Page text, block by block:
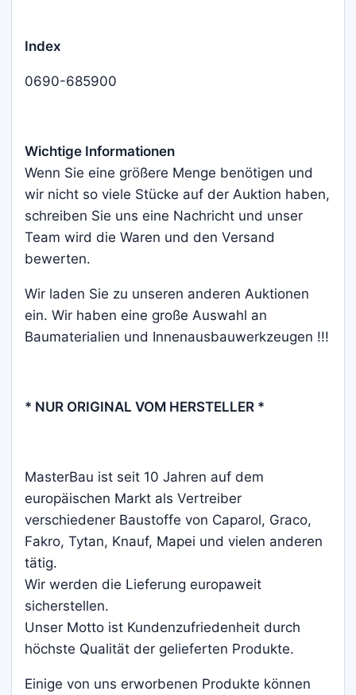
Index
0690-685900
Wichtige Informationen
Wenn Sie eine größere Menge benötigen und
wir nicht so viele Stücke auf der Auktion haben,
schreiben Sie uns eine Nachricht und unser
Team wird die Waren und den Versand
bewerten.
Wir laden Sie zu unseren anderen Auktionen
ein. Wir haben eine große Auswahl an
Baumaterialien und Innenausbauwerkzeugen !!!
* NUR ORIGINAL VOM HERSTELLER *
MasterBau ist seit 10 Jahren auf dem
europäischen Markt als Vertreiber
verschiedener Baustoffe von Caparol, Graco,
Fakro, Tytan, Knauf, Mapei und vielen anderen
tätig.
Wir werden die Lieferung europaweit
sicherstellen.
Unser Motto ist Kundenzufriedenheit durch
höchste Qualität der gelieferten Produkte.
Einige von uns erworbenen Produkte können